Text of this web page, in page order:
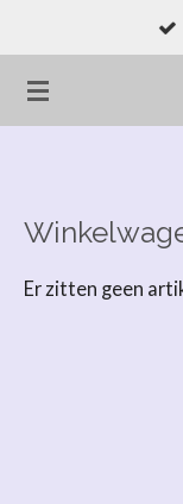
direct
naar
de
Er zitten geen